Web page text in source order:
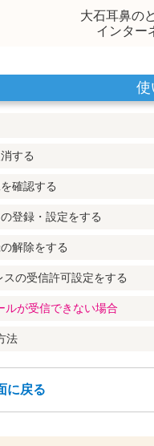
大石耳鼻の
インター
使
する
確認する
登録・設定をする
解除をする
スの受信許可設定をする
ルが受信できない場合
法
に戻る